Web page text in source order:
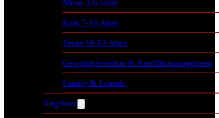
Minis 3-6 Jahre
Kids 7-10 Jahre
Teens 10-13 Jahre
Gewaltprävention & Konfliktmanagement
Family & Friends
Angebote